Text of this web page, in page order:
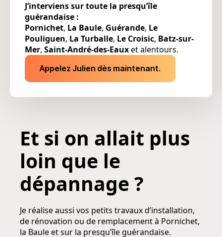
J’interviens sur toute la presqu’île
guérandaise :
Pornichet, La Baule, Guérande, Le
Pouliguen, La Turballe, Le Croisic, Batz-sur-
Mer, Saint-André-des-Eauxet alentours.
Appelez Julien dès maintenant.
Et si on allait plus
loin que le
dépannage ?
Je réalise aussi vos petits travaux d’installation,
de rénovation ou de remplacement à Pornichet,
la Baule et sur la presqu’île guérandaise.